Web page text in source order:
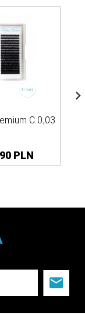
C 0,03
90 PLN